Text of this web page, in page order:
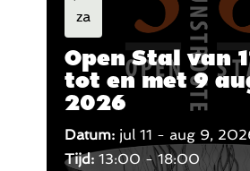
za
Open Stal van
tot en met 9
2026
Datum: jul 11 - aug 9,
Tijd: 13:00 - 18:00